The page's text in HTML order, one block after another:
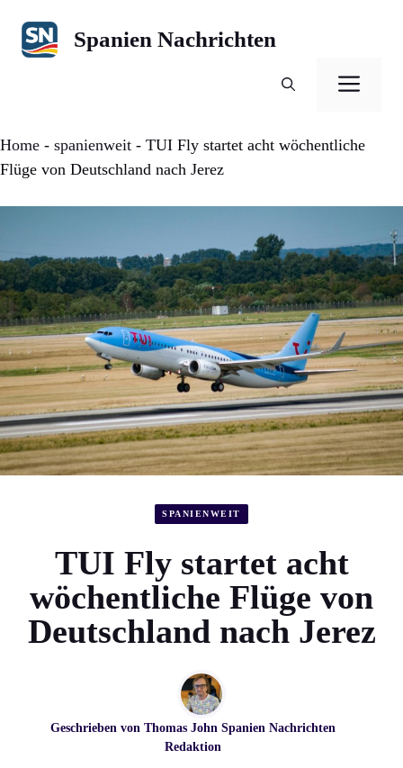
Inhalt
springen
Spanien Nachrichten
Home - spanienweit - TUI Fly startet acht wöchentliche
Flüge von Deutschland nach Jerez
SPANIENWEIT
TUI Fly startet acht
wöchentliche Flüge von
Deutschland nach Jerez
Geschrieben von Thomas JohnSpanien Nachrichten
Redaktion